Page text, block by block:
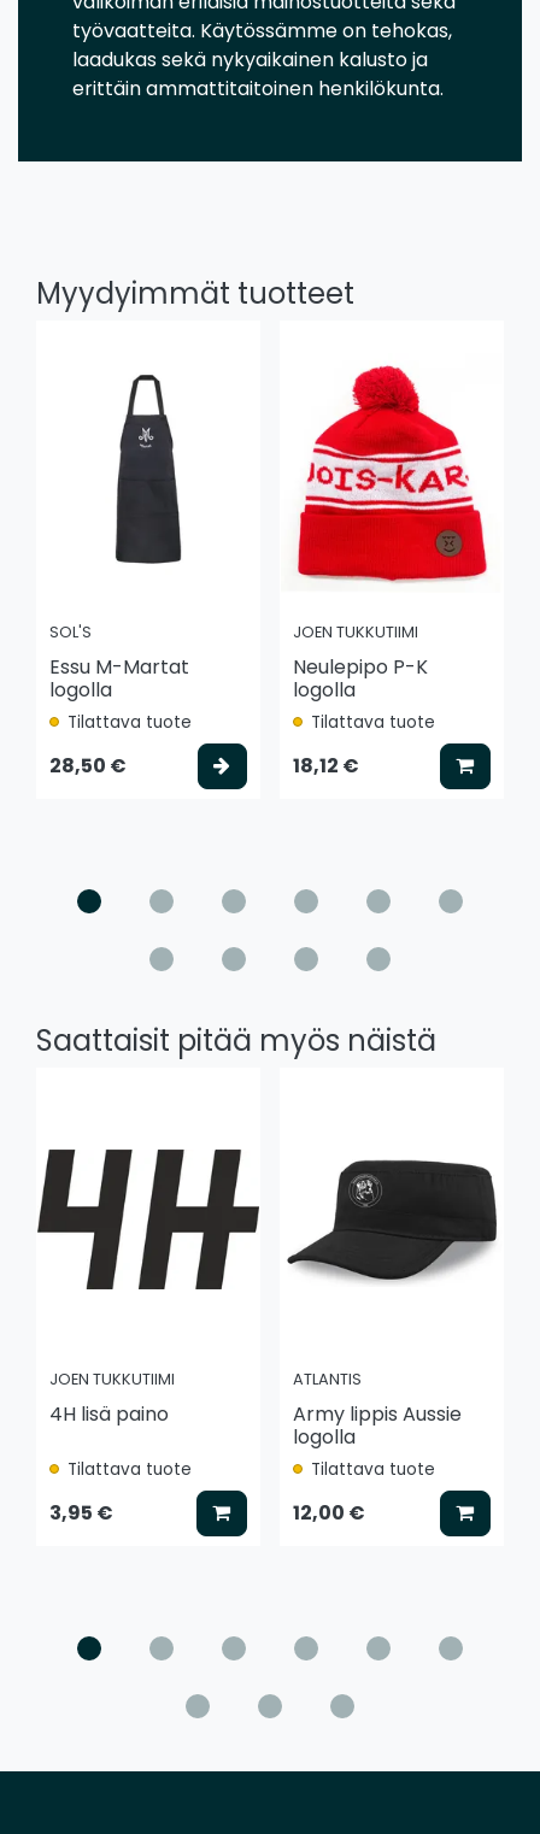
työvaatteita. Käytössämme on tehokas,
laadukas sekä nykyaikainen kalusto ja
erittäin ammattitaitoinen henkilökunta.
Myydyimmät tuotteet
SOL'S
Essu M-Martat
logolla
Tilattava tuote
28,50 € Valitse vaihtoehto
JOEN TUKKUTIIMI
Neulepipo P-K
logolla
Tilattava tuote
18,12 € Lisää
Saattaisit pitää myös näistä
JOEN TUKKUTIIMI
4H lisä paino
Tilattava tuote
3,95 € Lisää koriin
ATLANTIS
Army lippis Aussie
logolla
Tilattava tuote
12,00 € Lisää